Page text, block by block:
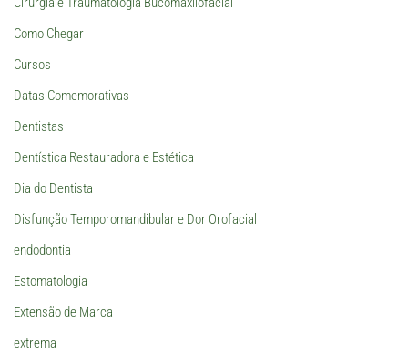
Como Chegar
Cursos
Datas Comemorativas
Dentistas
Dentística Restauradora e Estética
Dia do Dentista
Disfunção Temporomandibular e Dor Orofacial
endodontia
Estomatologia
Extensão de Marca
extrema